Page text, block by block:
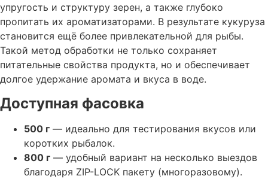
упругость и структуру зерен, а также глубоко
пропитать их ароматизаторами. В результате кукуруза
становится ещё более привлекательной для рыбы.
Такой метод обработки не только сохраняет
питательные свойства продукта, но и обеспечивает
долгое удержание аромата и вкуса в воде.
Доступная фасовка
500 г — идеально для тестирования вкусов или
коротких рыбалок.
800 г — удобный вариант на несколько выездов
благодаря ZIP-LOCK пакету (многоразовому).